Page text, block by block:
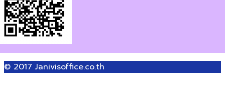
© 2017 Janivisoffice.co.th